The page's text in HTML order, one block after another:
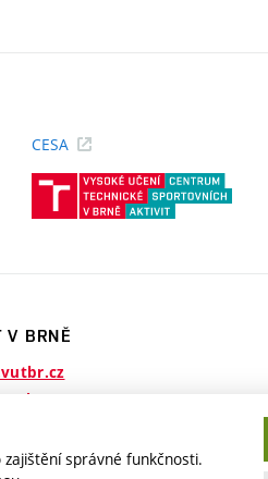
CESA
V BRNĚ
správné funkčnosti.